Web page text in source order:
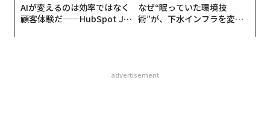
AIが変えるのは効率ではなく
顧客体験だ──HubSpot Ja
なぜ“眠っていた環境技
術”が、下水インフラを変え
advertisement